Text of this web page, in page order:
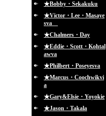
★Bobby・Sekakuku
★Victor・Lee・Masaye
sva
★Chalmers・Day
★Eddie・Scott・Kohtal
awva
★Philbert・Poseyesva
★Marcus・Coochwikvi
a
★Gary&Elsie・Yoyokie
★Jason・Takala